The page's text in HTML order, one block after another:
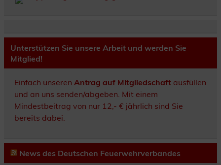
Unterstützen Sie unsere Arbeit und werden Sie
Mitglied!
Einfach unseren Antrag auf Mitgliedschaftausfüllen
und an uns senden/abgeben. Mit einem
Mindestbeitrag von nur 12,- € jährlich sind Sie
bereits dabei.
News des Deutschen Feuerwehrverbandes